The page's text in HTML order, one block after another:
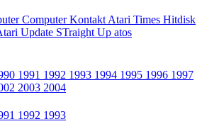
Computer Kontakt Atari Times Hitdisk
Update STraight Up atos
1991 1992 1993 1994 1995 1996 1997
2003 2004
1992 1993